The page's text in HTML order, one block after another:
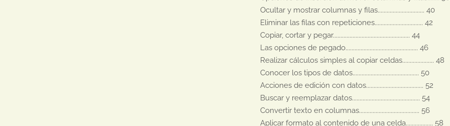
Ocultar y mostrar columnas y filas............................... 40
Eliminar las filas con repeticiones................................ 42
Copiar, cortar y pegar................................................... 44
Las opciones de pegado................................................ 46
Realizar cálculos simples al copiar celdas..................... 48
Conocer los tipos de datos............................................ 50
Acciones de edición con datos...................................... 52
Buscar y reemplazar datos............................................. 54
Convertir texto en columnas........................................ 56
Aplicar formato al contenido de una celda.................. 58